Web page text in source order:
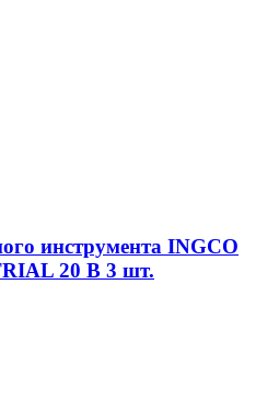
инструмента INGCO
20 В 3 шт.